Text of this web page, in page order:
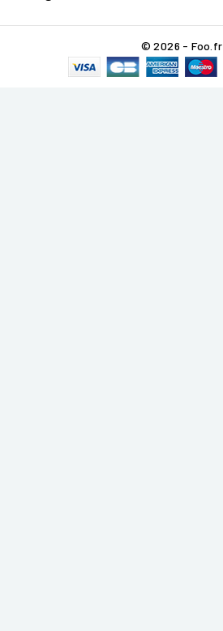
© 2026 - Foo.fr